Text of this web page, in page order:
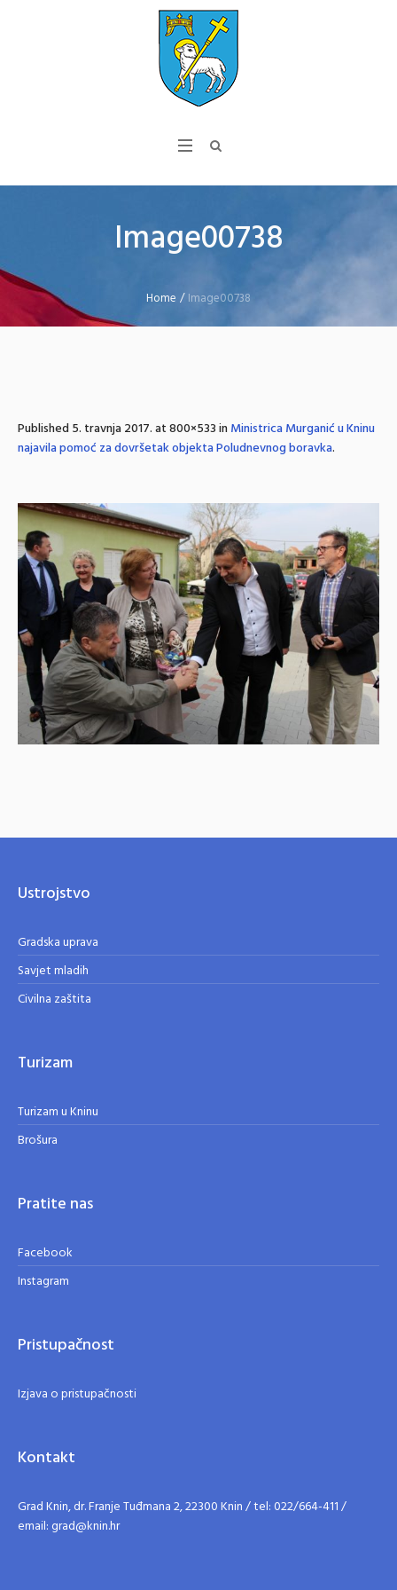
Image00738
Home /Image00738
Published5. travnja 2017.at 800×533 inMinistrica Murganić u Kninu
najavila pomoć za dovršetak objekta Poludnevnog boravka.
Ustrojstvo
Gradska uprava
Savjet mladih
Civilna zaštita
Turizam
Turizam u Kninu
Brošura
Pratite nas
Facebook
Instagram
Pristupačnost
Izjava o pristupačnosti
Kontakt
Grad Knin, dr. Franje Tuđmana 2, 22300 Knin / tel: 022/664-411 /
email: grad@knin.hr